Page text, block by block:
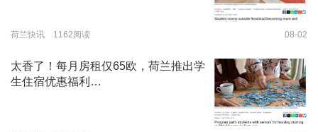
荷兰快讯 1162阅读 08-02
太香了！每月房租仅65欧，荷兰推出学
生住宿优惠福利…